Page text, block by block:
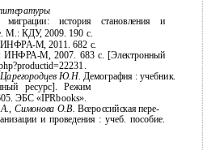
миграции: история становления и
М.: КДУ, 2009. 190 с.
М, 2011. 682 с.
ИНФРА-М, 2007. 683 с. [Электронный
Ю.Н. Демография : учебник.
ресурс]. Режим
ЭБС «IPRbooks».
Симонова О.В. Всероссийская пере-
и проведения : учеб. пособие.